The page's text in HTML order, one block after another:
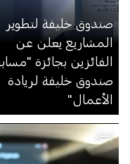
صندوق خليفة لتطوير
المشاريع يعلن عن
الفائزين بجائزة
صندوق خليفة لريادة
الأعمال"
النقل